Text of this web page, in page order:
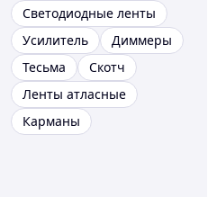
Светодиодные ленты
Усилитель
Диммеры
Тесьма
Скотч
Ленты атласные
Карманы